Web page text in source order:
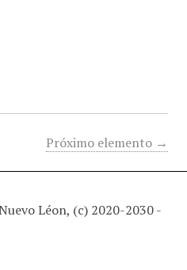
Próximo elemento →
Léon, (c) 2020-2030 -